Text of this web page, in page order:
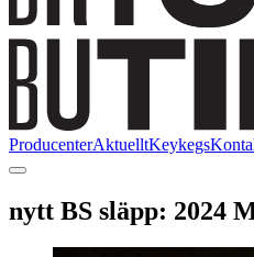
ProducenterAktuelltKeykegs
nytt BS släpp: 2024